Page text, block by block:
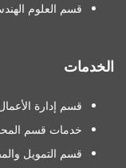
قسم العلوم
الخدمات
قسم إدارة
خدمات قسم
قسم التمويل